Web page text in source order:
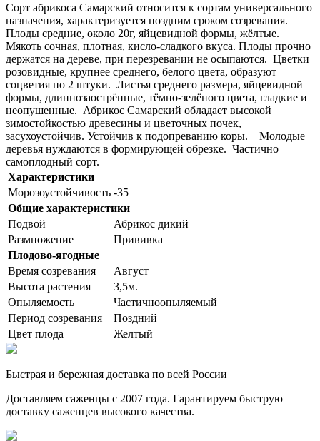
Сорт абрикоса Самарский относится к сортам универсального
назначения, характеризуется поздним сроком созревания.
Плоды средние, около 20г, яйцевидной формы, жёлтые.
Мякоть сочная, плотная, кисло-сладкого вкуса. Плоды прочно
держатся на дереве, при перезревании не осыпаются. Цветки
розовидные, крупнее среднего, белого цвета, образуют
соцветия по 2 штуки. Листья среднего размера, яйцевидной
формы, длиннозаострённые, тёмно-зелёного цвета, гладкие и
неопушенные. Абрикос Самарский обладает высокой
зимостойкостью древесины и цветочных почек,
засухоустойчив. Устойчив к подопреванию коры. Молодые
деревья нуждаются в формирующей обрезке. Частично
самоплодный сорт.
Характеристики
Морозоустойчивость -35
Общие характеристики
Подвой
Абрикос дикий
Размножение
Прививка
Плодово-ягодные
Время созревания
Август
Высота растения
3,5м.
Опыляемость
Частичноопыляемый
Период созревания
Поздний
Цвет плода
Желтый
Быстрая и бережная доставка по всей России
Доставляем саженцы с 2007 года. Гарантируем быструю
доставку саженцев высокого качества.